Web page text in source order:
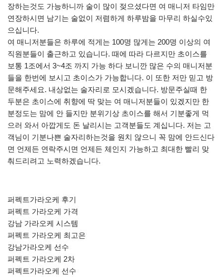
장하는것도 가능하니까 술이 많이 젖으셨다면 여 매니저 타임만
연장하시면 남기는 술없이 저렴하게 하루밤을 마무리 하실수있
으십니다.
여 매니저분들은 하루에 적게는 100명 많게는 200명 이상의 여
직원분들이 출근하고 있습니다. 때에 따라 다르지만 초이스를
보통 1조에서 3~4조 까지 가능 하다 보니깐 많은 수의 매니저분
들을 한번에 보시고 초이스가 가능합니다. 이 또한 저만 믿고 방
문해주세요. 내상없는 술자리로 모시겠습니다. 방문주실때 한
두분은 초이스에 취향에 딱 맞는 여 매니저분들이 있겠지만 한
분정도는 맘에 안 들지만 분위기상 초이스를 해서 기분좋게 먹
으러 와서 아깝게도 돈 날리시는 고객분들도 계십니다. 저는 고
객님이 기분나쁜 술자리하는것을 원치 않으니 꼭 맘에 안드신다
면 언제든 연락주시면 언제든 체인지 가능하고 최대한 빨리 맞
춰드리려고 노력하겠습니다.
퍼펙트가라오케 후기
퍼펙트 가라오케 가격
강남 가라오케 시스템
퍼펙트 가라오케 최고은
강남가라오케 선수
퍼펙트 가라오케 2차
퍼펙트가라오케 선수